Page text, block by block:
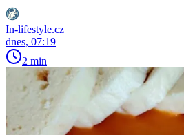
In-lifestyle.cz
dnes, 07:19
2 min